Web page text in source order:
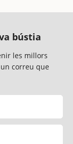
bústia
les millors
correu que